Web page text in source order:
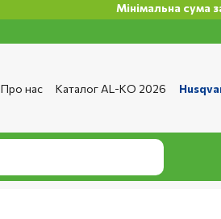
Мінімальна сума
Про нас Каталог AL-KO 2026
Публічний договір
Політика